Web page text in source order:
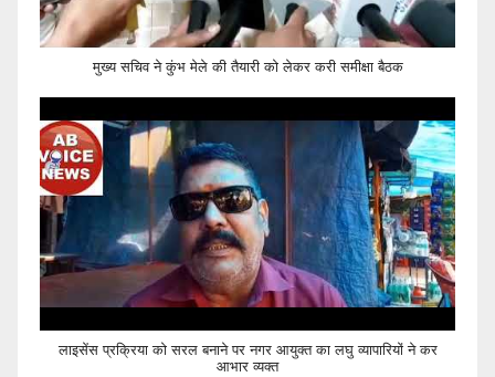
मुख्य सचिव ने कुंभ मेले की तैयारी को लेकर करी समीक्षा बैठक
लाइसेंस प्रक्रिया को सरल बनाने पर नगर आयुक्त का लघु व्यापारियों ने कर
आभार व्यक्त